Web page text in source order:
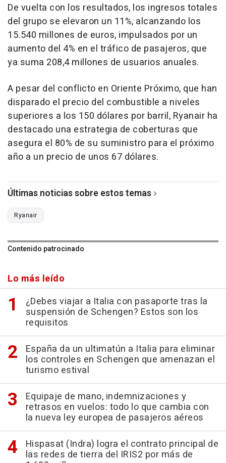
De vuelta con los resultados, los ingresos totales
del grupo se elevaron un 11%, alcanzando los
15.540 millones de euros, impulsados por un
aumento del 4% en el tráfico de pasajeros, que
ya suma 208,4 millones de usuarios anuales.
A pesar del conflicto en Oriente Próximo, que han
disparado el precio del combustible a niveles
superiores a los 150 dólares por barril, Ryanair ha
destacado una estrategia de coberturas que
asegura el 80% de su suministro para el próximo
año a un precio de unos 67 dólares.
Últimas noticias sobre estos temas
Ryanair
Contenido patrocinado
Lo más leído
¿Debes viajar a Italia con pasaporte tras la
suspensión de Schengen? Estos son los
requisitos
España da un ultimatún a Italia para eliminar
los controles en Schengen que amenazan el
turismo estival
Equipaje de mano, indemnizaciones y
retrasos en vuelos: todo lo que cambia con
la nueva ley europea de pasajeros aéreos
Hispasat (Indra) logra el contrato principal de
las redes de tierra del IRIS2 por más de